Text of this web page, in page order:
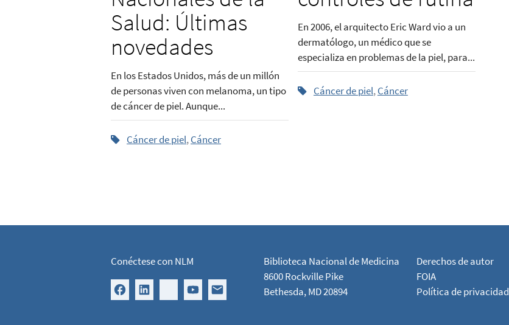
Salud: Últimas
novedades
En los Estados Unidos, más de un millón
de personas viven con melanoma, un tipo
de cáncer de piel. Aunque...
Cáncer de piel,Cáncer
En 2006, el arquitecto Eric Ward vio a un
dermatólogo, un médico que se
especializa en problemas de la piel, para...
Cáncer de piel,Cáncer
Conéctese con NLM
Biblioteca Nacional de Medicina
8600 Rockville Pike
Bethesda, MD 20894
Derechos de autor
FOIA
Política de privacidad